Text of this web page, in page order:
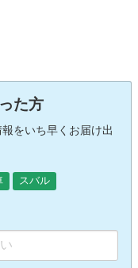
た方
をいち早くお届け出
スバル